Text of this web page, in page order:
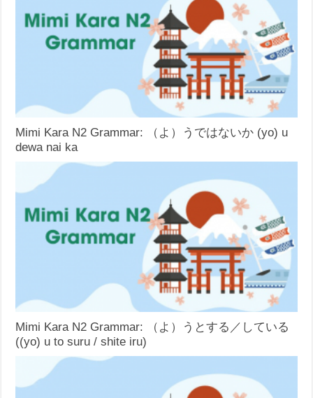
Mimi Kara N2 Grammar: （よ）うではないか (yo) u
dewa nai ka
Mimi Kara N2 Grammar: （よ）うとする／している
((yo) u to suru / shite iru)